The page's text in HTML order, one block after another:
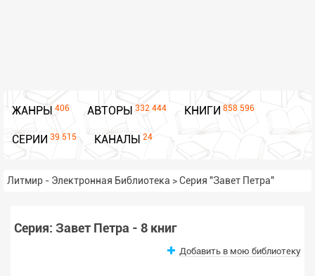
ЖАНРЫ 406 АВТОРЫ 332 444 КНИГИ 858 596
СЕРИИ 39 515 КАНАЛЫ 24
Литмир - Электронная Библиотека >Серия "Завет Петра"
Серия: Завет Петра - 8 книг
Добавить в мою библиотеку